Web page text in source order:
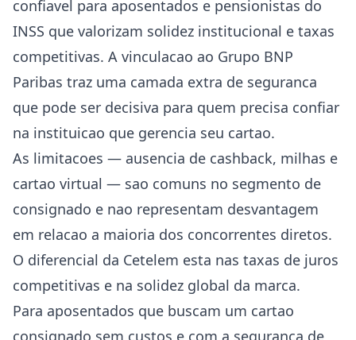
confiavel para aposentados e pensionistas do
INSS que valorizam solidez institucional e taxas
competitivas. A vinculacao ao Grupo BNP
Paribas traz uma camada extra de seguranca
que pode ser decisiva para quem precisa confiar
na instituicao que gerencia seu cartao.
As limitacoes — ausencia de cashback, milhas e
cartao virtual — sao comuns no segmento de
consignado e nao representam desvantagem
em relacao a maioria dos concorrentes diretos.
O diferencial da Cetelem esta nas taxas de juros
competitivas e na solidez global da marca.
Para aposentados que buscam um cartao
consignado sem custos e com a seguranca de